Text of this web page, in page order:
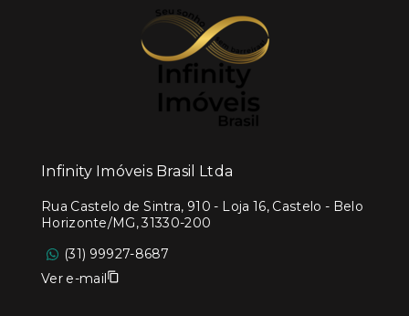
Infinity Imóveis Brasil Ltda
Rua Castelo de Sintra, 910 - Loja 16, Castelo - Belo
Horizonte/MG, 31330-200
(31) 99927-8687
Ver e-mail